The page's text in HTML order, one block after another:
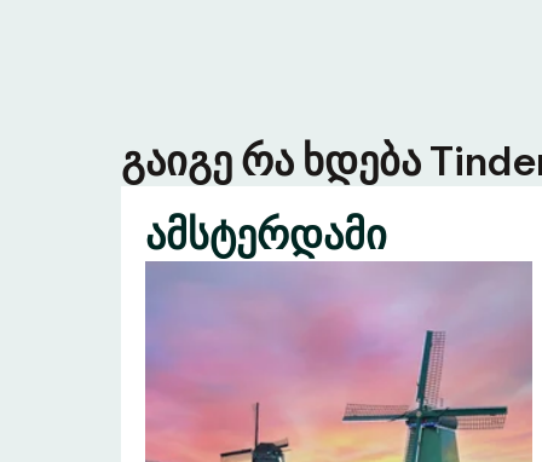
გაიგე რა ხდება
ამსტერდამი